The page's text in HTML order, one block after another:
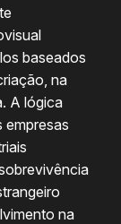
baseados
na
A lógica
na